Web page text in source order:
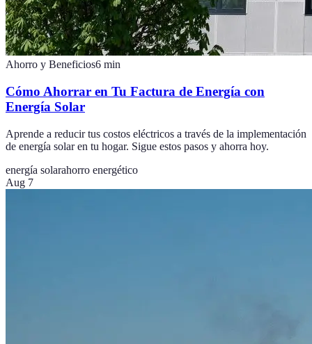
Ahorro y Beneficios6 min
Cómo Ahorrar en Tu Factura de Energía con
Energía Solar
Aprende a reducir tus costos eléctricos a través de la implementación
de energía solar en tu hogar. Sigue estos pasos y ahorra hoy.
energía solarahorro energético
Aug 7